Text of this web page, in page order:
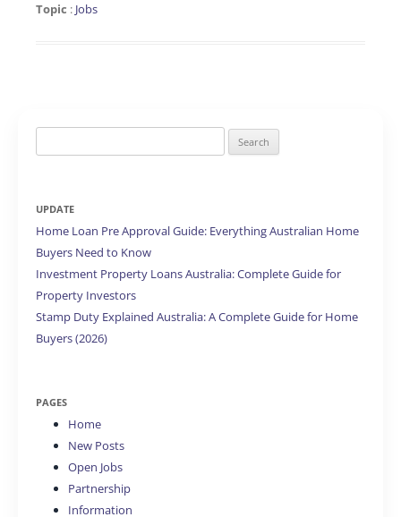
Topic : Jobs
for:
UPDATE
Home Loan Pre Approval Guide: Everything Australian Home
Buyers Need to Know
Investment Property Loans Australia: Complete Guide for
Property Investors
Stamp Duty Explained Australia: A Complete Guide for Home
Buyers (2026)
PAGES
Home
New Posts
Open Jobs
Partnership
Information